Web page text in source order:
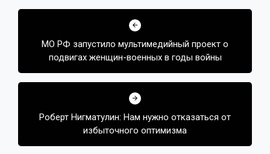
Навигация
записямМО РФ запустило мультимедийный проект о
подвигах женщин-военных в годы войны
Роберт Нигматулин: Нам нужно отказаться от
избыточного оптимизма